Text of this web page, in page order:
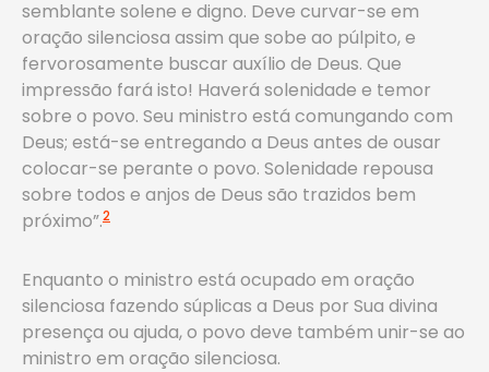
semblante solene e digno. Deve curvar-se em
oração silenciosa assim que sobe ao púlpito, e
fervorosamente buscar auxílio de Deus. Que
impressão fará isto! Haverá solenidade e temor
sobre o povo. Seu ministro está comungando com
Deus; está-se entregando a Deus antes de ousar
colocar-se perante o povo. Solenidade repousa
sobre todos e anjos de Deus são trazidos bem
próximo”.2
Enquanto o ministro está ocupado em oração
silenciosa fazendo súplicas a Deus por Sua divina
presença ou ajuda, o povo deve também unir-se ao
ministro em oração silenciosa.